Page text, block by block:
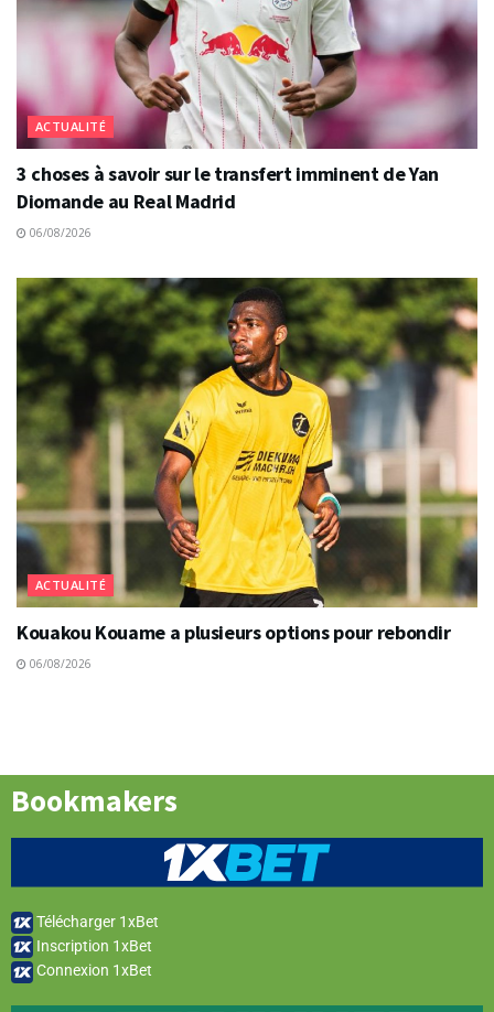
ACTUALITÉ
3 choses à savoir sur le transfert imminent de Yan
Diomande au Real Madrid
06/08/2026
ACTUALITÉ
Kouakou Kouame a plusieurs options pour rebondir
06/08/2026
Bookmakers
Télécharger 1xBet
Inscription 1xBet
Connexion 1xBet